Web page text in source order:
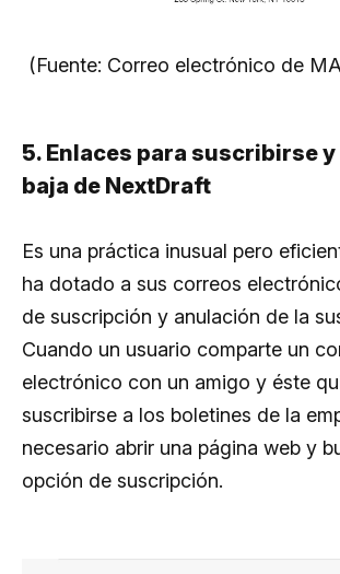
(Fuente: Correo electrónico de
5. Enlaces para suscribirse
baja de NextDraft
Es una práctica inusual pero
ha dotado a sus correos
de suscripción y anulación de la
Cuando un usuario comparte un
electrónico con un amigo y éste
suscribirse a los boletines de la
necesario abrir una página web y
opción de suscripción.